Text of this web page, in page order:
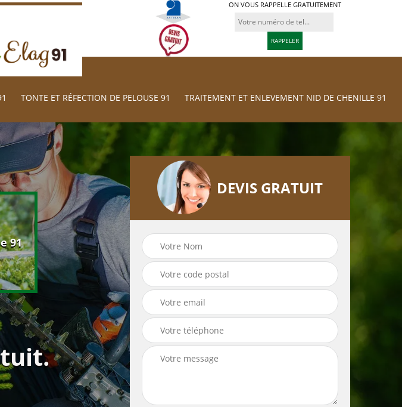
ON VOUS RAPPELLE GRATUITEMENT
TONTE ET RÉFECTION DE PELOUSE 91 TRAITEMENT ET ENLEVEMENT NID DE CHENILLE 91
91 Abattage d'arbres
91
Tonte et réfection
de pelouse 91
Traitement et
Enlevement nid
chenille 91
DEVIS GRATUIT